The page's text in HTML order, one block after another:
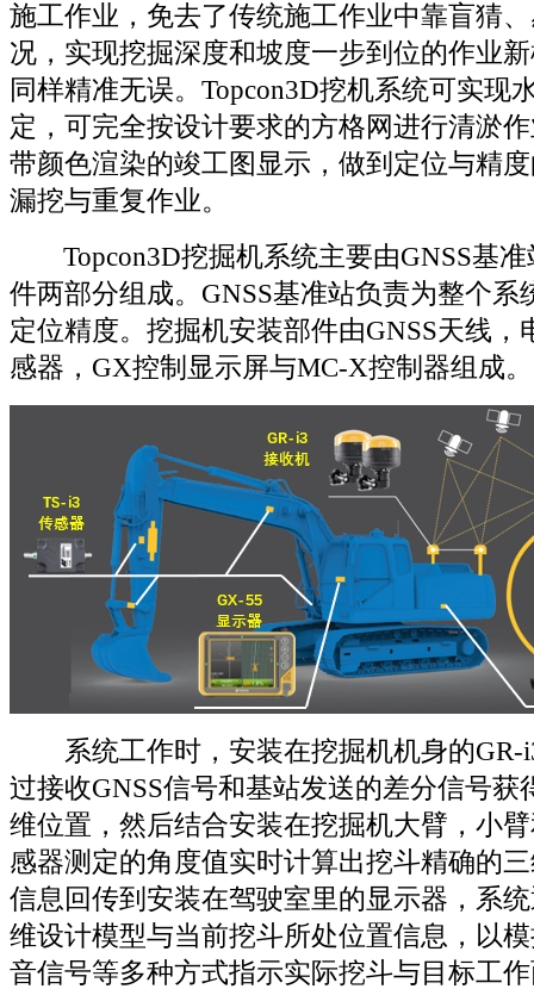
施工作业，免去了传统施工作业中靠盲猜
况，实现挖掘深度和坡度一步到位的作业
同样精准无误。Topcon3D挖机系统可实现
定，可完全按设计要求的方格网进行清淤
带颜色渲染的竣工图显示，做到定位与精
漏挖与重复作业。
Topcon3D挖掘机系统主要由GNSS基准
件两部分组成。GNSS基准站负责为整个系
定位精度。挖掘机安装部件由GNSS天线，
感器，GX控制显示屏与MC-X控制器组成。
系统工作时，安装在挖掘机机身的GR-
过接收GNSS信号和基站发送的差分信号获
维位置，然后结合安装在挖掘机大臂，小
感器测定的角度值实时计算出挖斗精确的
信息回传到安装在驾驶室里的显示器，系
维设计模型与当前挖斗所处位置信息，以
音信号等多种方式指示实际挖斗与目标工